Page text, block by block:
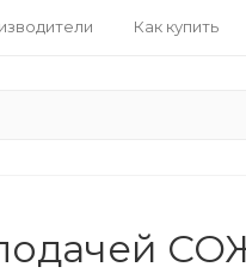
Как купить